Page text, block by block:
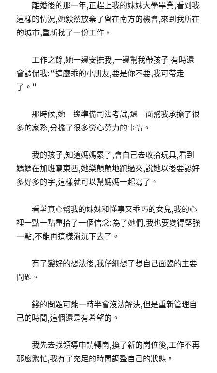
離婚後的那一年,正趕上我的妹妹大學畢業,看到我
這樣的情況,她毅然放棄了留在南方的機會,來到我所在
的城市,重新找了一份工作。
工作之餘,她一邊安撫我,一邊幫我帶孩子,有時還
會調侃我:“這麼乖的小朋友,要是你不要,我可帶走
了。”
那時候,她一邊準備司法考試,還一面幫我承擔了很
多的家務,分擔了很多勞心勞力的事情。
我的孩子,知道媽媽累了,會自己去收拾玩具,看到
媽媽在加班寫東西,她樂顛顛地跑過來,說她以後要認好
多好多的字,這樣就可以幫媽媽一起寫了。
看著真心幫我的妹妹和懂事又乖巧的女兒,我的心
裡一點一點重拾了一個信念:為了她們,我也要變得堅強
一點,不能再這樣消沉下去了。
有了變好的想法後,我仔細想了想自己面臨的主要
問題。
錢的問題可能一時半會沒法解決,但是重新管理自
己的時間,這個還是有希望的。
我先去找領導申請轉崗,換了新的崗位後,工作不再
那麼繁忙,我有了充足的時間調整自己的狀態。